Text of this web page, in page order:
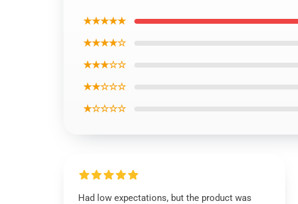
★★★★★
★★★★☆
★★★☆☆
★★☆☆☆
★☆☆☆☆
Had low expectations, but the product was